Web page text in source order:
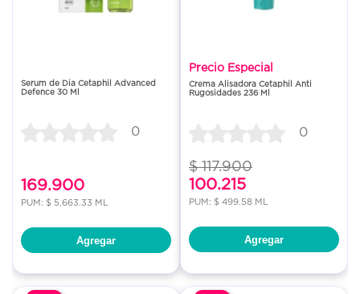
Serum de Dia Cetaphil Advanced
Defence 30 Ml
0
169.900
PUM: $ 5,663.33 ML
Agregar
Precio Especial
Crema Alisadora Cetaphil Anti
Rugosidades 236 Ml
0
$ 117.900
100.215
PUM: $ 499.58 ML
Agregar